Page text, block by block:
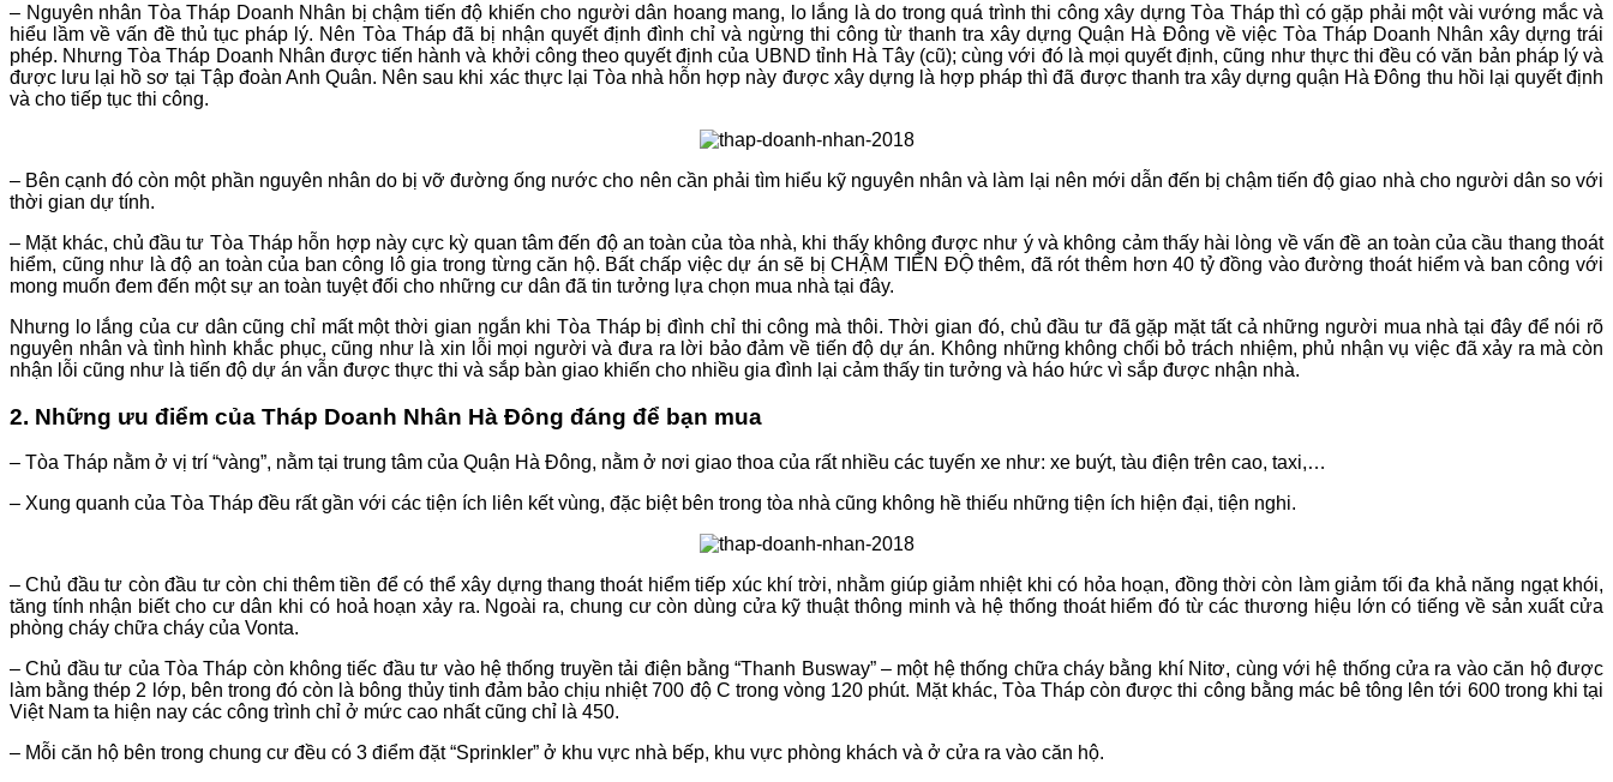
– Nguyên nhân Tòa Tháp Doanh Nhân bị chậm tiến độ khiến cho người dân hoang mang, lo lắng là do trong quá trình thi công xây dựng Tòa Tháp thì có gặp phải một vài vướng mắc và
hiểu lầm về vấn đề thủ tục pháp lý. Nên Tòa Tháp đã bị nhận quyết định đình chỉ và ngừng thi công từ thanh tra xây dựng Quận Hà Đông về việc Tòa Tháp Doanh Nhân xây dựng trái
phép. Nhưng Tòa Tháp Doanh Nhân được tiến hành và khởi công theo quyết định của UBND tỉnh Hà Tây (cũ); cùng với đó là mọi quyết định, cũng như thực thi đều có văn bản pháp lý và
được lưu lại hồ sơ tại Tập đoàn Anh Quân. Nên sau khi xác thực lại Tòa nhà hỗn hợp này được xây dựng là hợp pháp thì đã được thanh tra xây dựng quận Hà Đông thu hồi lại quyết định
và cho tiếp tục thi công.
– Bên cạnh đó còn một phần nguyên nhân do bị vỡ đường ống nước cho nên cần phải tìm hiểu kỹ nguyên nhân và làm lại nên mới dẫn đến bị chậm tiến độ giao nhà cho người dân so với
thời gian dự tính.
– Mặt khác, chủ đầu tư Tòa Tháp hỗn hợp này cực kỳ quan tâm đến độ an toàn của tòa nhà, khi thấy không được như ý và không cảm thấy hài lòng về vấn đề an toàn của cầu thang thoát
hiểm, cũng như là độ an toàn của ban công lô gia trong từng căn hộ. Bất chấp việc dự án sẽ bị CHẬM TIẾN ĐỘ thêm, đã rót thêm hơn 40 tỷ đồng vào đường thoát hiểm và ban công với
mong muốn đem đến một sự an toàn tuyệt đối cho những cư dân đã tin tưởng lựa chọn mua nhà tại đây.
Nhưng lo lắng của cư dân cũng chỉ mất một thời gian ngắn khi Tòa Tháp bị đình chỉ thi công mà thôi. Thời gian đó, chủ đầu tư đã gặp mặt tất cả những người mua nhà tại đây để nói rõ
nguyên nhân và tình hình khắc phục, cũng như là xin lỗi mọi người và đưa ra lời bảo đảm về tiến độ dự án. Không những không chối bỏ trách nhiệm, phủ nhận vụ việc đã xảy ra mà còn
nhận lỗi cũng như là tiến độ dự án vẫn được thực thi và sắp bàn giao khiến cho nhiều gia đình lại cảm thấy tin tưởng và háo hức vì sắp được nhận nhà.
2. Những ưu điểm của Tháp Doanh Nhân Hà Đông đáng để bạn mua
– Tòa Tháp nằm ở vị trí “vàng”, nằm tại trung tâm của Quận Hà Đông, nằm ở nơi giao thoa của rất nhiều các tuyến xe như: xe buýt, tàu điện trên cao, taxi,…
– Xung quanh của Tòa Tháp đều rất gần với các tiện ích liên kết vùng, đặc biệt bên trong tòa nhà cũng không hề thiếu những tiện ích hiện đại, tiện nghi.
– Chủ đầu tư còn đầu tư còn chi thêm tiền để có thể xây dựng thang thoát hiểm tiếp xúc khí trời, nhằm giúp giảm nhiệt khi có hỏa hoạn, đồng thời còn làm giảm tối đa khả năng ngạt khói,
tăng tính nhận biết cho cư dân khi có hoả hoạn xảy ra. Ngoài ra, chung cư còn dùng cửa kỹ thuật thông minh và hệ thống thoát hiểm đó từ các thương hiệu lớn có tiếng về sản xuất cửa
phòng cháy chữa cháy của Vonta.
– Chủ đầu tư của Tòa Tháp còn không tiếc đầu tư vào hệ thống truyền tải điện bằng “Thanh Busway” – một hệ thống chữa cháy bằng khí Nitơ, cùng với hệ thống cửa ra vào căn hộ được
làm bằng thép 2 lớp, bên trong đó còn là bông thủy tinh đảm bảo chịu nhiệt 700 độ C trong vòng 120 phút. Mặt khác, Tòa Tháp còn được thi công bằng mác bê tông lên tới 600 trong khi tại
Việt Nam ta hiện nay các công trình chỉ ở mức cao nhất cũng chỉ là 450.
– Mỗi căn hộ bên trong chung cư đều có 3 điểm đặt “Sprinkler” ở khu vực nhà bếp, khu vực phòng khách và ở cửa ra vào căn hộ.